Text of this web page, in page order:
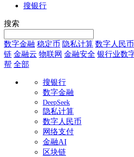
搜银行
搜索
数字金融 稳定币 隐私计算 数字人民币
链 金融云 物联网 金融安全 银行业数
帮 全部
搜银行
数字金融
DeepSeek
隐私计算
数字人民币
网络支付
金融AI
区块链